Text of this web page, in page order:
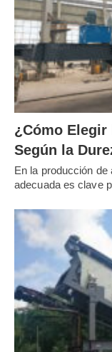
¿Cómo Elegir
Según la
En la producción
adecuada es clave